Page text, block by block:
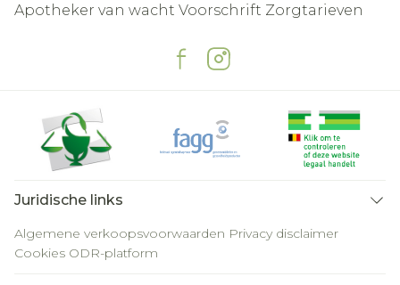
Apotheker van wacht Voorschrift Zorgtarieven
Juridische links
Algemene verkoopsvoorwaarden Privacy disclaimer
Cookies ODR-platform